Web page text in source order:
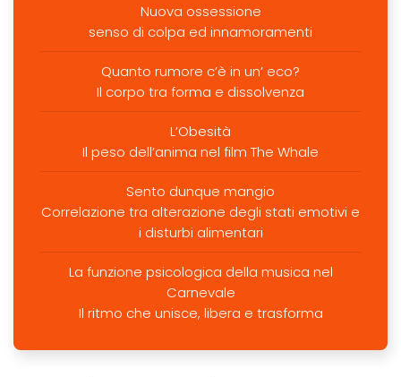
Nuova ossessione
senso di colpa ed innamoramenti
Quanto rumore c’è in un’ eco?
Il corpo tra forma e dissolvenza
L’Obesità
Il peso dell’anima nel film The Whale
Sento dunque mangio
Correlazione tra alterazione degli stati emotivi e
i disturbi alimentari
La funzione psicologica della musica nel
Carnevale
Il ritmo che unisce, libera e trasforma